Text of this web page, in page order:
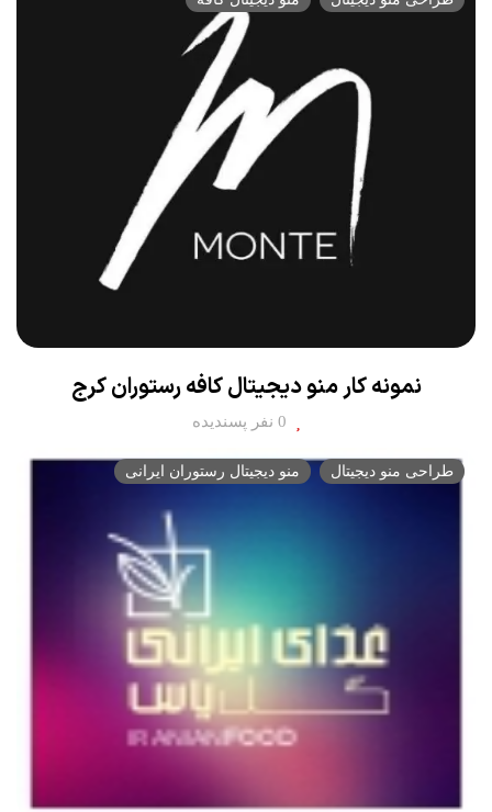
نمونه کار منو دیجیتال کافه رستوران کرج
طراحی منو دیجیتال منو دیجیتال رستوران ایرانی